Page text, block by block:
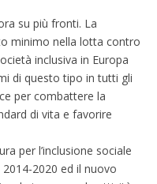
su più fronti. La
minimo nella lotta contro
inclusiva in Europa
di questo tipo in tutti gli
per combattere la
di vita e favorire
per l’inclusione sociale
2020 ed il nuovo